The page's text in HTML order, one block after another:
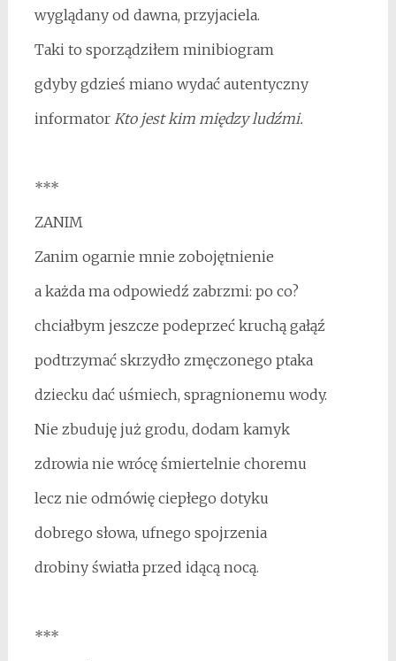
wyglądany od dawna, przyjaciela.
Taki to sporządziłem minibiogram
gdyby gdzieś miano wydać autentyczny
informator Kto jest kim między ludźmi.
***
ZANIM
Zanim ogarnie mnie zobojętnienie
a każda ma odpowiedź zabrzmi: po co?
chciałbym jeszcze podeprzeć kruchą gałąź
podtrzymać skrzydło zmęczonego ptaka
dziecku dać uśmiech, spragnionemu wody.
Nie zbuduję już grodu, dodam kamyk
zdrowia nie wrócę śmiertelnie choremu
lecz nie odmówię ciepłego dotyku
dobrego słowa, ufnego spojrzenia
drobiny światła przed idącą nocą.
***